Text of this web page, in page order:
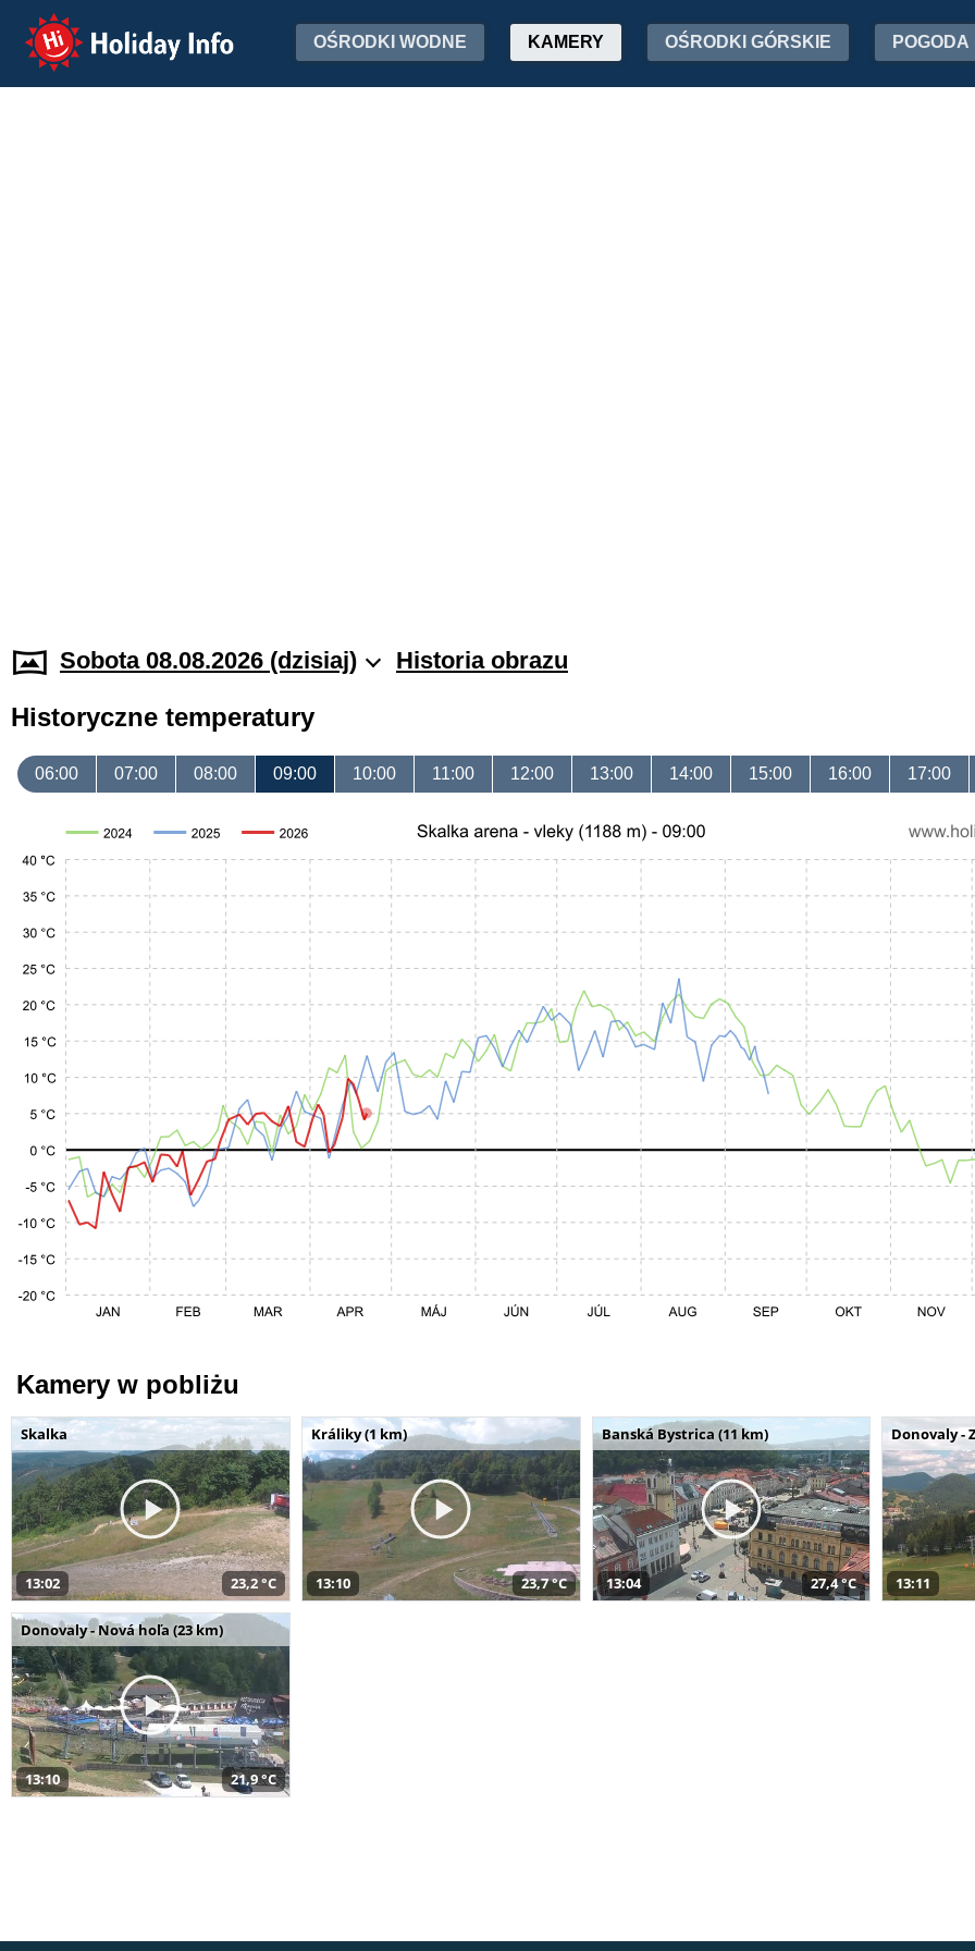
Holiday Info OŚRODKI WODNE KAMERY OŚRODKI GÓRSKIE POGODA
Sobota 08.08.2026 (dzisiaj) Historia obrazu
Historyczne temperatury
06:00 07:00 08:00 09:00 10:00 11:00 12:00 13:00 14:00 15:00 16:00 17:00
Kamery w pobliżu
Skalka
13:02 23,2 °C
Králiky (1 km)
13:10 23,7 °C
Banská Bystrica (11 km)
13:04 27,4 °C
Donovaly -
13:11
Donovaly - Nová hoľa (23 km)
13:10 21,9 °C